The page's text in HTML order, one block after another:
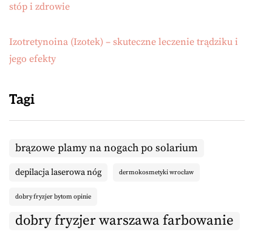
stóp i zdrowie
Izotretynoina (Izotek) – skuteczne leczenie trądziku i
jego efekty
Tagi
brązowe plamy na nogach po solarium
depilacja laserowa nóg dermokosmetyki wrocław
dobry fryzjer bytom opinie
dobry fryzjer warszawa farbowanie